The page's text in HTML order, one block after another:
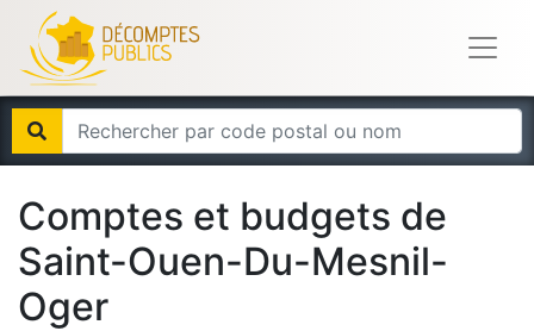
Comptes et budgets de
Saint-Ouen-Du-Mesnil-
Oger